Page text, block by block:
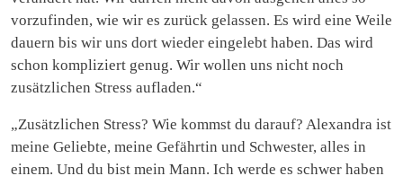
vorzufinden, wie wir es zurück gelassen. Es wird eine Weile
dauern bis wir uns dort wieder eingelebt haben. Das wird
schon kompliziert genug. Wir wollen uns nicht noch
zusätzlichen Stress aufladen.“
„Zusätzlichen Stress? Wie kommst du darauf? Alexandra ist
meine Geliebte, meine Gefährtin und Schwester, alles in
einem. Und du bist mein Mann. Ich werde es schwer haben